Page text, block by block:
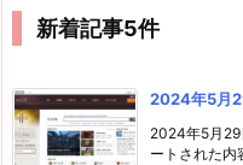
新着記事5件
2024年5月
2024年5月29
ートされた内